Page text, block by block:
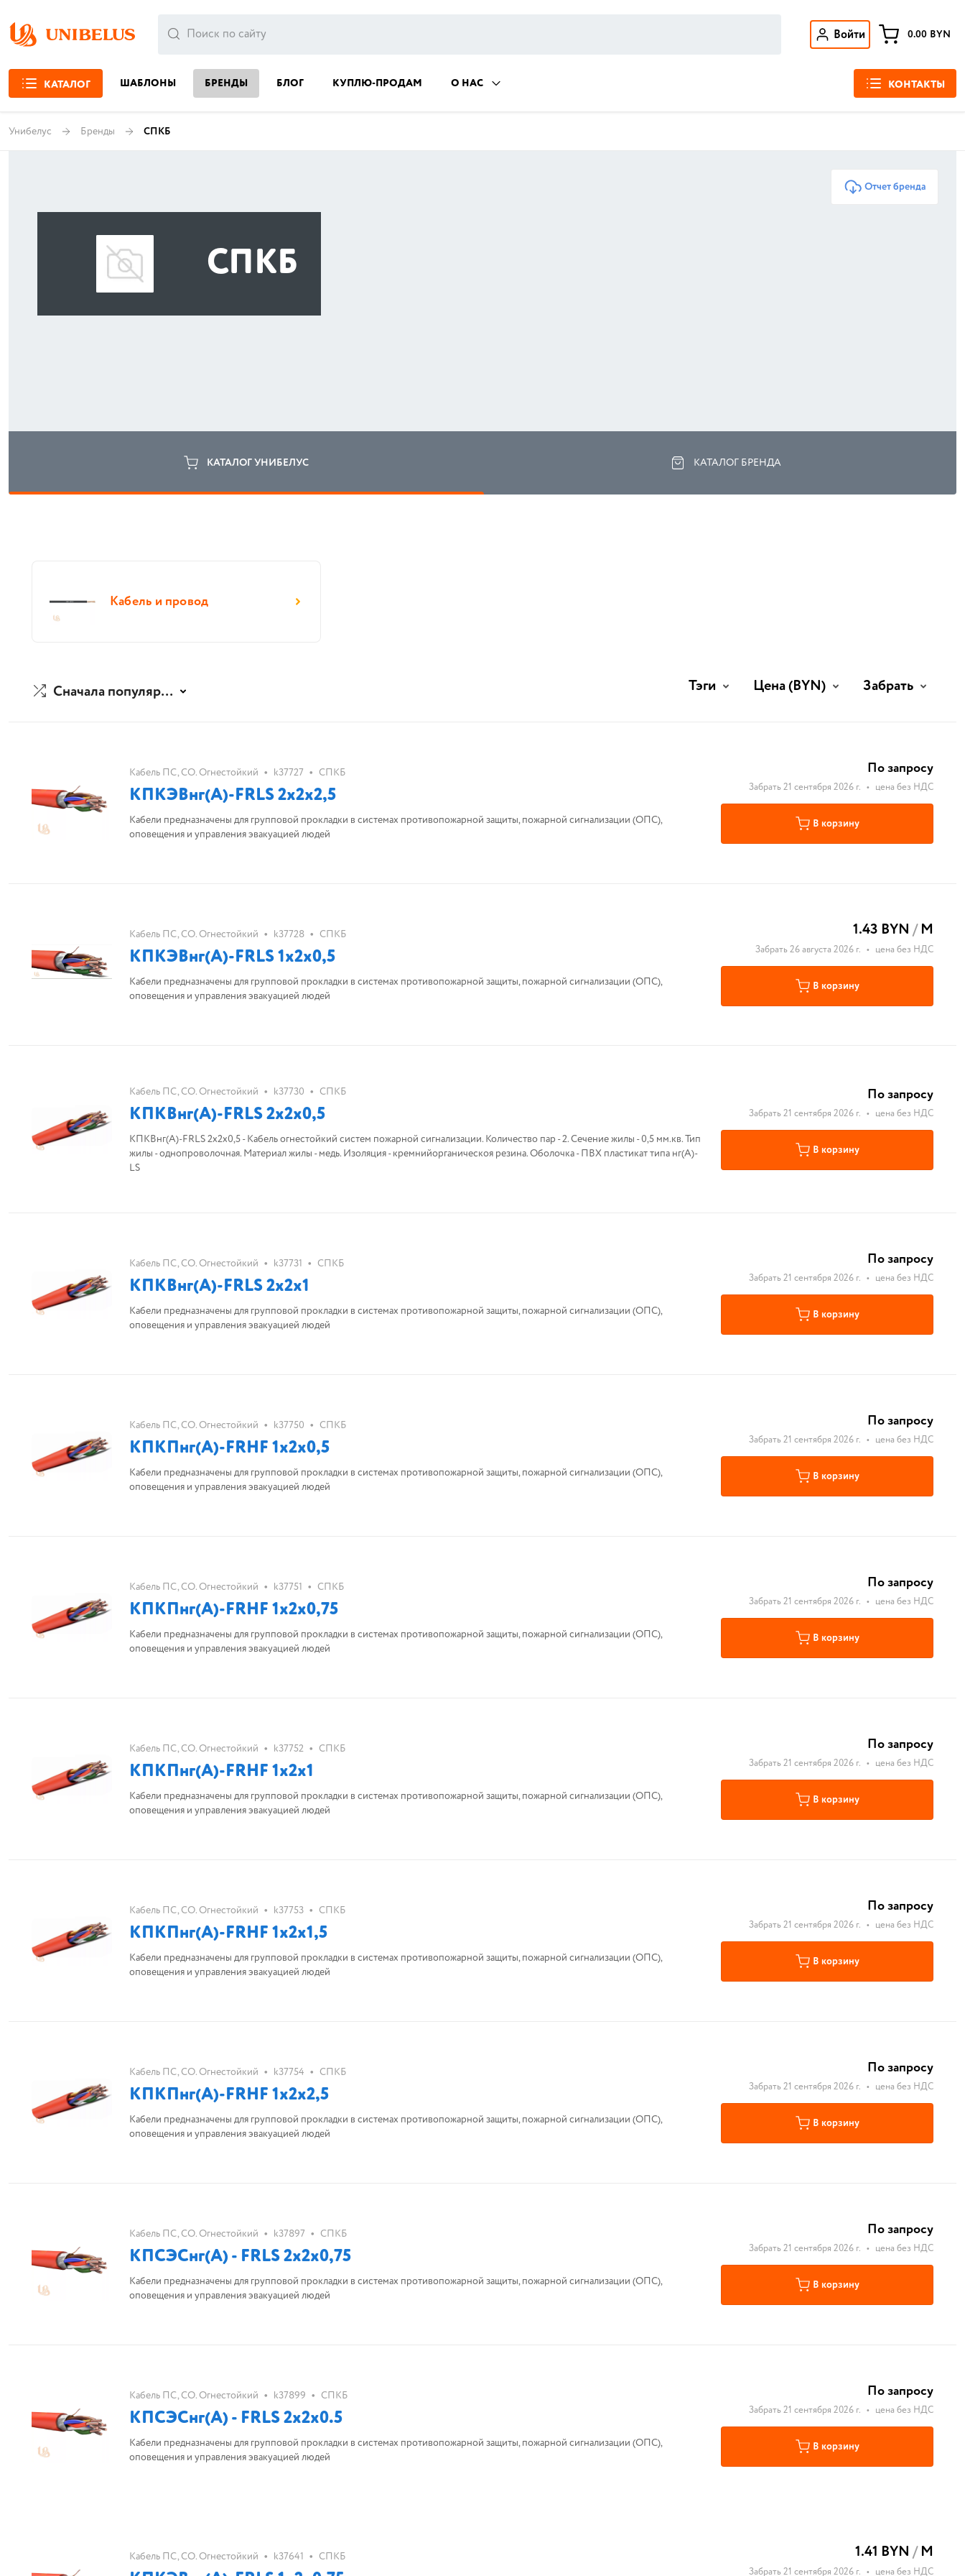
Войти 0.00 BYN
КАТАЛОГ ШАБЛОНЫ БРЕНДЫ БЛОГ КУПЛЮ-ПРОДАМ О НАС КОНТАКТЫ
Унибелус Бренды СПКБ
Отчет бренда
СПКБ
КАТАЛОГ УНИБЕЛУС КАТАЛОГ БРЕНДА
Кабель и провод
Сначала популярные Тэги Цена(BYN) Забрать
Кабель ПС, СО. Огнестойкий • k37727 • СПКБ
КПКЭВнг(А)-FRLS 2х2х2,5
Кабели предназначены для групповой прокладки в системах противопожарной защиты, пожарной сигнализации (ОПС),
оповещения и управления эвакуацией людей
По запросу
Забрать 21 сентября 2026 г. • цена без НДС
В корзину
Кабель ПС, СО. Огнестойкий • k37728 • СПКБ
КПКЭВнг(А)-FRLS 1х2х0,5
Кабели предназначены для групповой прокладки в системах противопожарной защиты, пожарной сигнализации (ОПС),
оповещения и управления эвакуацией людей
1.43 BYN /М
Забрать 26 августа 2026 г. • цена без НДС
В корзину
Кабель ПС, СО. Огнестойкий • k37730 • СПКБ
КПКВнг(А)-FRLS 2х2х0,5
КПКВнг(А)-FRLS 2х2х0,5 - Кабель огнестойкий систем пожарной сигнализации. Количество пар - 2. Сечение жилы - 0,5 мм.кв. Тип
жилы - однопроволочная. Материал жилы - медь. Изоляция - кремнийорганическоя резина. Оболочка - ПВХ пластикат типа нг(А)-
LS
По запросу
Забрать 21 сентября 2026 г. • цена без НДС
В корзину
Кабель ПС, СО. Огнестойкий • k37731 • СПКБ
КПКВнг(А)-FRLS 2х2х1
Кабели предназначены для групповой прокладки в системах противопожарной защиты, пожарной сигнализации (ОПС),
оповещения и управления эвакуацией людей
По запросу
Забрать 21 сентября 2026 г. • цена без НДС
В корзину
Кабель ПС, СО. Огнестойкий • k37750 • СПКБ
КПКПнг(А)-FRHF 1х2х0,5
Кабели предназначены для групповой прокладки в системах противопожарной защиты, пожарной сигнализации (ОПС),
оповещения и управления эвакуацией людей
По запросу
Забрать 21 сентября 2026 г. • цена без НДС
В корзину
Кабель ПС, СО. Огнестойкий • k37751 • СПКБ
КПКПнг(А)-FRHF 1х2х0,75
Кабели предназначены для групповой прокладки в системах противопожарной защиты, пожарной сигнализации (ОПС),
оповещения и управления эвакуацией людей
По запросу
Забрать 21 сентября 2026 г. • цена без НДС
В корзину
Кабель ПС, СО. Огнестойкий • k37752 • СПКБ
КПКПнг(А)-FRHF 1х2х1
Кабели предназначены для групповой прокладки в системах противопожарной защиты, пожарной сигнализации (ОПС),
оповещения и управления эвакуацией людей
По запросу
Забрать 21 сентября 2026 г. • цена без НДС
В корзину
Кабель ПС, СО. Огнестойкий • k37753 • СПКБ
КПКПнг(А)-FRHF 1х2х1,5
Кабели предназначены для групповой прокладки в системах противопожарной защиты, пожарной сигнализации (ОПС),
оповещения и управления эвакуацией людей
По запросу
Забрать 21 сентября 2026 г. • цена без НДС
В корзину
Кабель ПС, СО. Огнестойкий • k37754 • СПКБ
КПКПнг(А)-FRHF 1х2х2,5
Кабели предназначены для групповой прокладки в системах противопожарной защиты, пожарной сигнализации (ОПС),
оповещения и управления эвакуацией людей
По запросу
Забрать 21 сентября 2026 г. • цена без НДС
В корзину
Кабель ПС, СО. Огнестойкий • k37897 • СПКБ
КПСЭСнг(А) - FRLS 2х2х0,75
Кабели предназначены для групповой прокладки в системах противопожарной защиты, пожарной сигнализации (ОПС),
оповещения и управления эвакуацией людей
По запросу
Забрать 21 сентября 2026 г. • цена без НДС
В корзину
Кабель ПС, СО. Огнестойкий • k37899 • СПКБ
КПСЭСнг(А) - FRLS 2х2х0.5
Кабели предназначены для групповой прокладки в системах противопожарной защиты, пожарной сигнализации (ОПС),
оповещения и управления эвакуацией людей
По запросу
Забрать 21 сентября 2026 г. • цена без НДС
В корзину
Кабель ПС, СО. Огнестойкий • k37641 • СПКБ 1.41 BYN /М
Забрать 21 сентября 2026 г. • цена без НДС